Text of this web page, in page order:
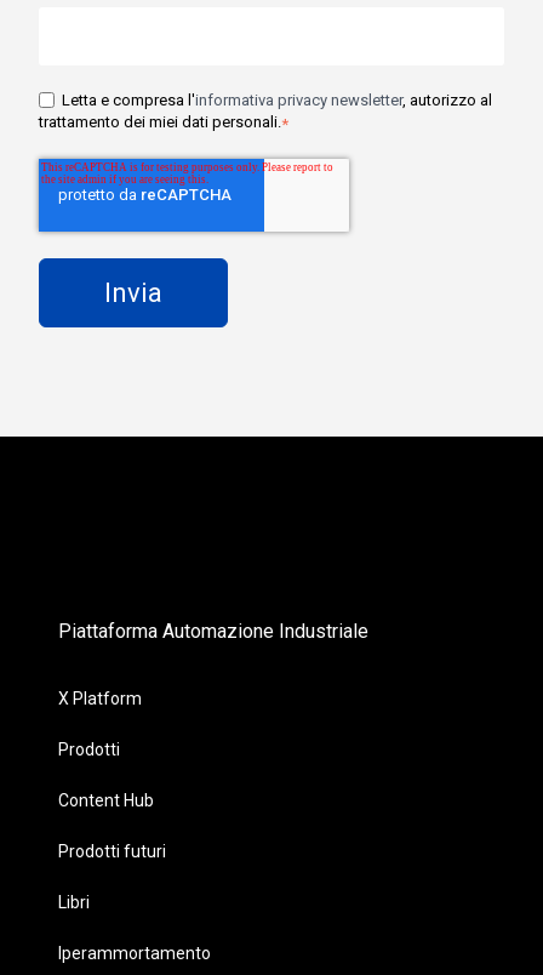
Letta e compresa l'informativa privacy newsletter, autorizzo al
trattamento dei miei dati personali.*
Piattaforma Automazione Industriale
X Platform
Prodotti
Content Hub
Prodotti futuri
Libri
Iperammortamento